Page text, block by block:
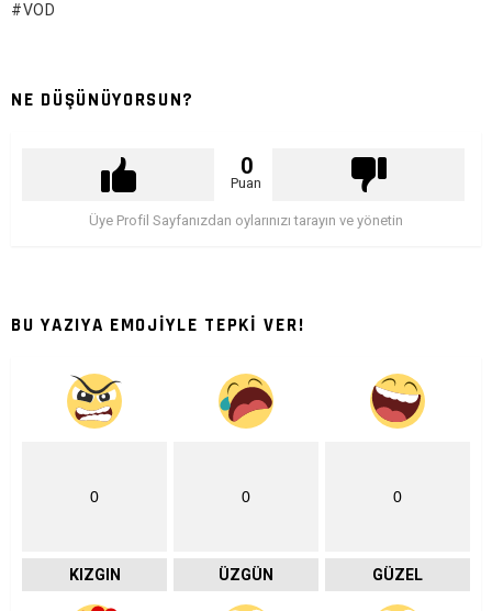
VOD
NE DÜŞÜNÜYORSUN?
0
Puan
Üye Profil Sayfanızdan oylarınızı tarayın ve yönetin
BU YAZIYA EMOJİYLE TEPKİ VER!
0
KIZGIN
0
ÜZGÜN
0
GÜZEL